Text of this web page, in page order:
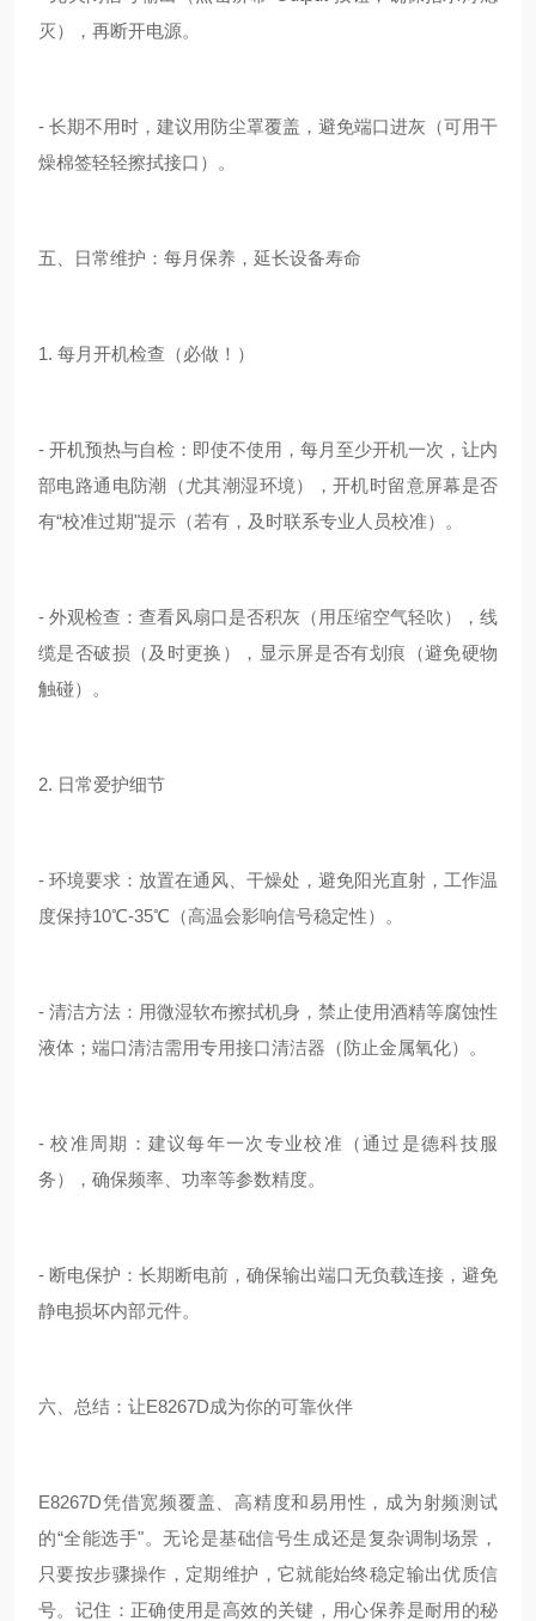
灭），再断开电源。
- 长期不用时，建议用防尘罩覆盖，避免端口进灰（可用干
燥棉签轻轻擦拭接口）。
五、日常维护：每月保养，延长设备寿命
1. 每月开机检查（必做！）
- 开机预热与自检：即使不使用，每月至少开机一次，让内
部电路通电防潮（尤其潮湿环境），开机时留意屏幕是否
有“校准过期"提示（若有，及时联系专业人员校准）。
- 外观检查：查看风扇口是否积灰（用压缩空气轻吹），线
缆是否破损（及时更换），显示屏是否有划痕（避免硬物
触碰）。
2. 日常爱护细节
- 环境要求：放置在通风、干燥处，避免阳光直射，工作温
度保持10℃-35℃（高温会影响信号稳定性）。
- 清洁方法：用微湿软布擦拭机身，禁止使用酒精等腐蚀性
液体；端口清洁需用专用接口清洁器（防止金属氧化）。
- 校准周期：建议每年一次专业校准（通过是德科技 服
务），确保频率、功率等参数精度。
- 断电保护：长期断电前，确保输出端口无负载连接，避免
静电损坏内部元件。
六、总结：让E8267D成为你的可靠伙伴
E8267D凭借宽频覆盖、高精度和易用性，成为射频测试
的“全能选手"。无论是基础信号生成还是复杂调制场景，
只要按步骤操作，定期维护，它就能始终稳定输出优质信
号。记住：正确使用是高效的关键，用心保养是耐用的秘